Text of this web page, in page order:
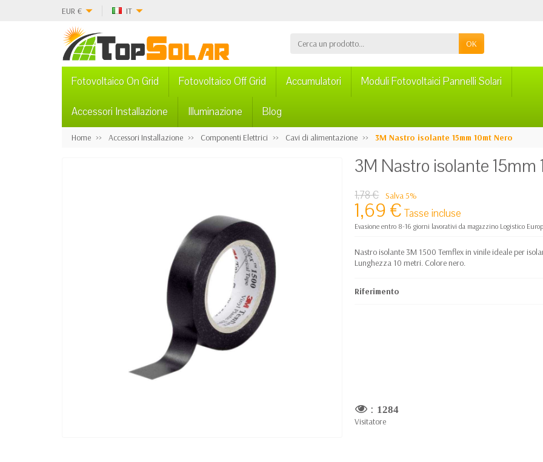
EUR € IT
OK
Fotovoltaico On Grid Fotovoltaico Off Grid Accumulatori Moduli Fotovoltaici Pannelli Solari
Accessori Installazione Illuminazione Blog
Home Accessori Installazione Componenti Elettrici Cavi di alimentazione 3M Nastro isolante 15mm 10mt Nero
3M Nastro isolante 15mm
1,78 € Salva 5%
1,69 € Tasse incluse
Evasione entro 8-16 giorni lavorativi da magazzino Logistico
Nastro isolante 3M 1500 Temflex in vinile ideale per
Lunghezza 10 metri. Colore nero.
Riferimento
: 1284
Visitatore